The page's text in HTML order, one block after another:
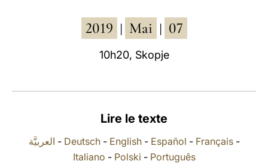
2019 Mai 07
10h20, Skopje
Lire le texte
العربيَّة - Deutsch- English- Español - Français-
Italiano - Polski - Português